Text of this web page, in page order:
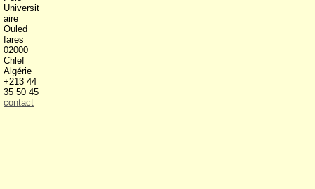
Universit
aire
Ouled
fares
02000
Chlef
Algérie
+213 44
35 50 45
contact